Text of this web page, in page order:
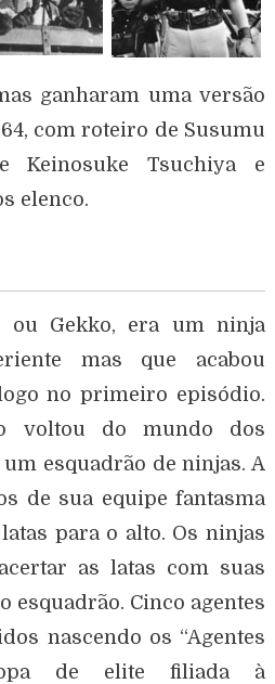
ganharam uma versão
com roteiro de Susumu
Keinosuke Tsuchiya e
elenco.
ou Gekko, era um ninja
mas que acabou
no primeiro episódio.
voltou do mundo dos
esquadrão de ninjas. A
de sua equipe fantasma
para o alto. Os ninjas
as latas com suas
esquadrão. Cinco agentes
nascendo os “Agentes
de elite filiada à